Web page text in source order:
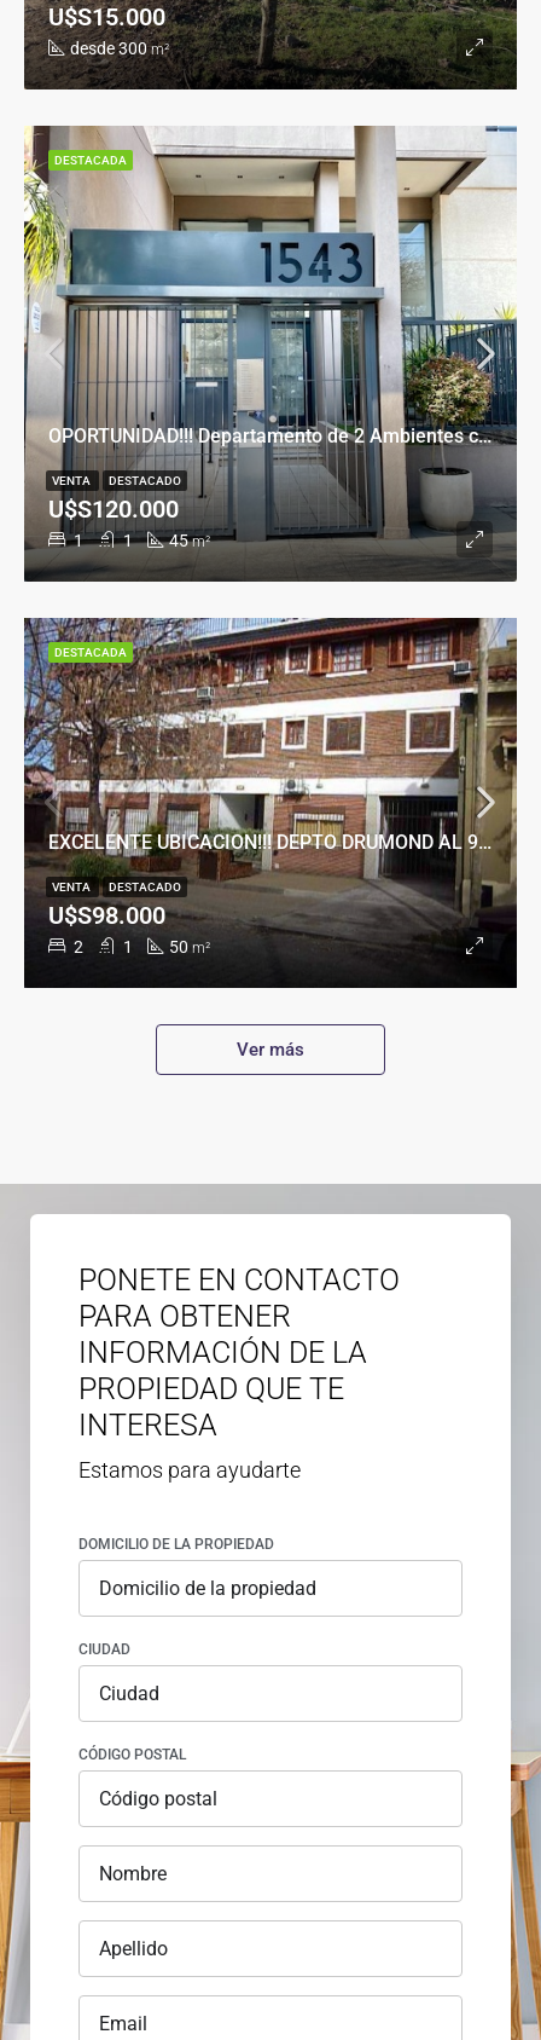
desde 300 m²
U$S15.000
OPORTUNIDAD!!! Departamento de 2 Ambientes con Cochera en Banfield Este
1 1 45 m²
U$S120.000
VENTA DESTACADO
DESTACADA
EXCELENTE UBICACION!!! DEPTO DRUMOND AL 900
2 1 50 m²
U$S98.000
VENTA DESTACADO
DESTACADA
Ver más
PONETE EN CONTACTO
PARA OBTENER
INFORMACIÓN DE LA
PROPIEDAD QUE TE
INTERESA
Estamos para ayudarte
DOMICILIO DE LA PROPIEDAD
CIUDAD
CÓDIGO POSTAL